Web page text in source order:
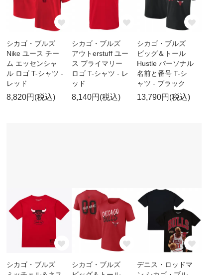
シカゴ・ブルズ
Nike ユース チー
ム エッセンシャ
ル ロゴ T-シャツ -
レッド
8,820円(税込)
シカゴ・ブルズ
アウトerstuff ユー
ス プライマリー
ロゴ T-シャツ - レ
ッド
8,140円(税込)
シカゴ・ブルズ
ビッグ＆トール
Hustle パーソナル
名前と番号 T-シ
ャツ - ブラック
13,790円(税込)
シカゴ・ブルズ
シカゴ・ブルズ
デニス・ロッドマ